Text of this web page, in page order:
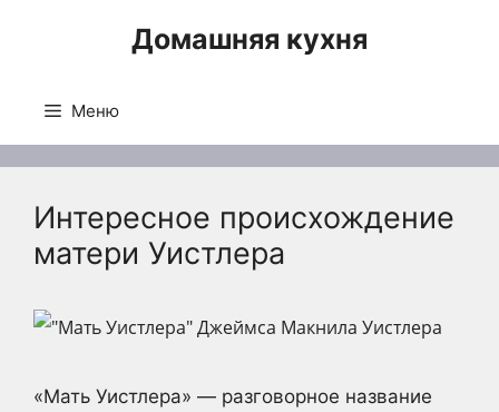
Домашняя кухня
Меню
Интересное происхождение
матери Уистлера
«Мать Уистлера» — разговорное название